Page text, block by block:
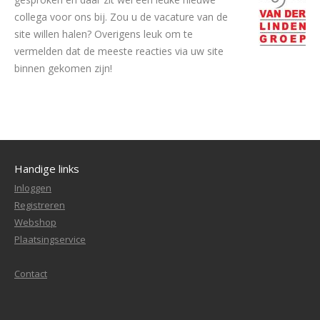
collega voor ons bij. Zou u de vacature van de
site willen halen? Overigens leuk om te
vermelden dat de meeste reacties via uw site
binnen gekomen zijn!
Handige links
Inloggen
Registreren
Webshop
Plaatsingservice
Contact